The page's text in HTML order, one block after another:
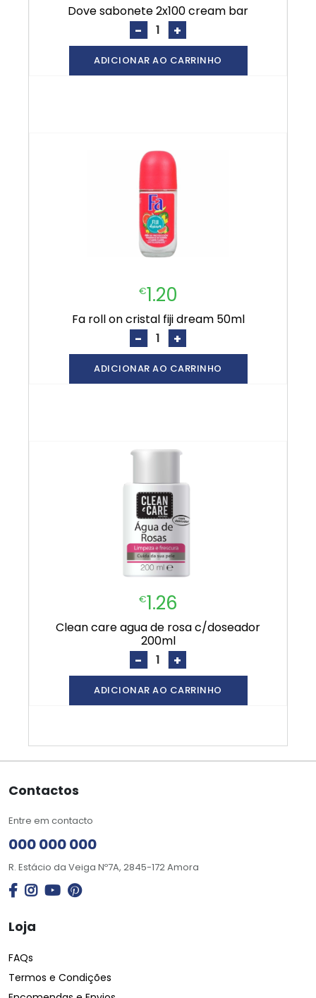
dove sabonete 2x100 cream bar
- +
ADICIONAR AO CARRINHO
€1.20
fa roll on cristal fiji dream 50ml
- +
ADICIONAR AO CARRINHO
€1.26
clean care agua de rosa c/doseador
200ml
- +
ADICIONAR AO CARRINHO
Contactos
Entre em contacto
000 000 000
R. Estácio da Veiga Nº7A, 2845-172 Amora
Loja
FAQs
Termos e Condições